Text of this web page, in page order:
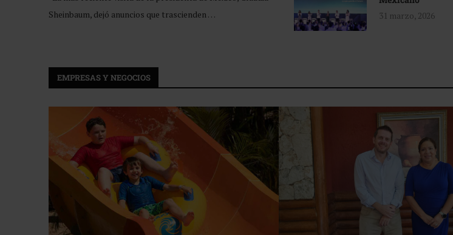
Sheinbaum, dejó anuncios que trascienden …
31 marzo, 2026
EMPRESAS Y NEGOCIOS